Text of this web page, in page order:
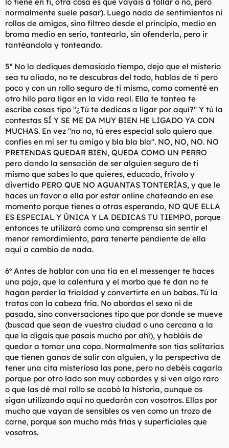
normalmente suele pasar). Luego nada de sentimientos ni
rollos de amigos, sino filtreo desde el principio, medio en
broma medio en serio, tantearla, sin ofenderla, pero ir
tantéandola y tonteando.
5º No la dediques demasiado tiempo, deja que el misterio
sea tu aliado, no te descubras del todo, hablas de ti pero
poco y con un rollo seguro de ti mismo, como comenté en
otro hilo para ligar en la vida real. Ella te tantea te
escribe cosas tipo "¿Tú te dedicas a ligar por aquí?" Y tú la
contestas SÍ Y SE ME DA MUY BIEN HE LIGADO YA CON
MUCHAS. En vez "no no, tú eres especial solo quiero que
confies en mí ser tu amigo y bla bla bla". NO, NO, NO. NO
PRETENDAS QUEDAR BIEN, QUEDA COMO UN PERRO
pero dando la sensación de ser alguien seguro de ti
mismo que sabes lo que quieres, educado, frívolo y
divertido PERO QUE NO AGUANTAS TONTERÍAS, y que le
haces un favor a ella por estar online chateando en ese
momento porque tienes a otras esperando, NO QUE ELLA
ES ESPECIAL Y ÚNICA Y LA DEDICAS TU TIEMPO, porque
entonces te utilizará como una comprensa sin sentir el
menor remordimiento, para tenerte pendiente de ella
aquí a cambio de nada.
6º Antes de hablar con una tía en el messenger te haces
una paja, que la calentura y el morbo que te dan no te
hagan perder la frialdad y convertirte en un babas. Tú la
tratas con la cabeza fría. No abordas el sexo ni de
pasada, sino conversaciones tipo que por donde se mueve
(buscad que sean de vuestra ciudad o una cercana a la
que la digais que pasais mucho por ahí), y habláis de
quedar a tomar una copa. Normalmente son tías solitarias
que tienen ganas de salir con alguien, y la perspectiva de
tener una cita misteriosa las pone, pero no debéis cagarla
porque por otro lado son muy cobardes y si ven algo raro
o que las dé mal rollo se acabó la historia, aunque os
sigan utilizando aquí no quedarán con vosotros. Ellas por
mucho que vayan de sensibles os ven como un trozo de
carne, porque son mucho más frías y superficiales que
vosotros.